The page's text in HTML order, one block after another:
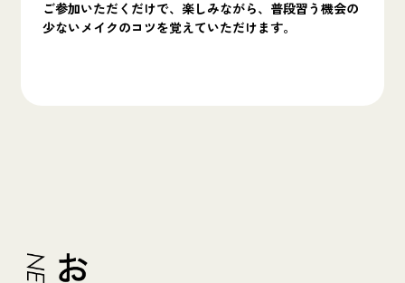
ご参加いただくだけで、楽しみながら、普段習う機会の
少ないメイクのコツを覚えていただけます。